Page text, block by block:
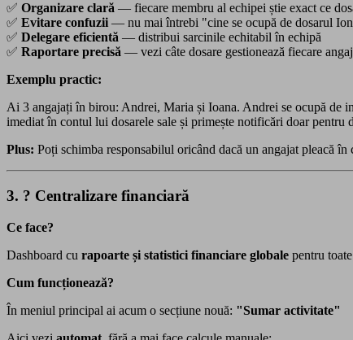
✅ Organizare clară — fiecare membru al echipei știe exact ce
✅ Evitare confuzii — nu mai întrebi "cine se ocupă de dosarul
✅ Delegare eficientă — distribui sarcinile echitabil în echipă
✅ Raportare precisă — vezi câte dosare gestionează fiecare
Exemplu practic:
Ai 3 angajați în birou: Andrei, Maria și Ioana. Andrei se ocupă de
imediat în contul lui dosarele sale și primește notificări doar pentru
Plus: Poți schimba responsabilul oricând dacă un angajat pleacă
3. ? Centralizare financiară
Ce face?
Dashboard cu rapoarte și statistici financiare globale pentru
Cum funcționează?
În meniul principal ai acum o secțiune nouă: "Sumar activitate"